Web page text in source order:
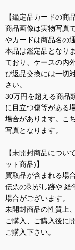
【鑑定品カードの商
商品画像は実物写真
やカードは商品名の
本品は鑑定品となり
ており、ケースの内
び返品交換には一切
さい。
30万円を超える商品
に目立つ傷等がある
場合があります。こ
写真となります。
【未開封商品につい
ット商品)】
買取品が含まれる場
伝票の剥がし跡や 経
場合がございます。
未開封商品の性質上
ご購入、ご購入後に
ご購入下さい。